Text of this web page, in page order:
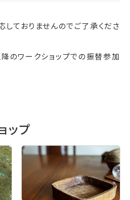
しておりませんのでご了承くださ
のワークショップでの振替参加
ップ